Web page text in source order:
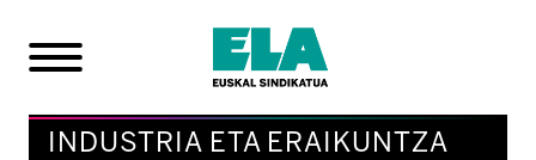
INDUSTRIA ETA ERAIKUNTZA